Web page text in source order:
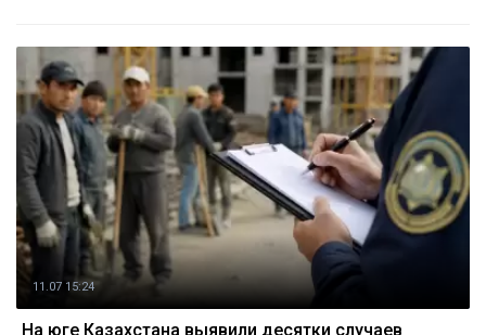
11.07 15:24
На юге Казахстана выявили десятки случаев